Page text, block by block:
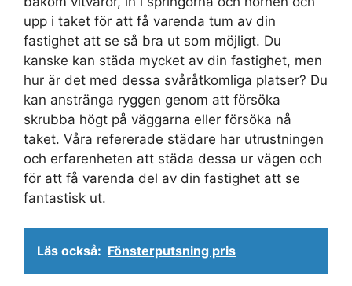
upp i taket för att få varenda tum av din
fastighet att se så bra ut som möjligt. Du
kanske kan städa mycket av din fastighet, men
hur är det med dessa svåråtkomliga platser? Du
kan anstränga ryggen genom att försöka
skrubba högt på väggarna eller försöka nå
taket. Våra refererade städare har utrustningen
och erfarenheten att städa dessa ur vägen och
för att få varenda del av din fastighet att se
fantastisk ut.
Läs också: Fönsterputsning pris